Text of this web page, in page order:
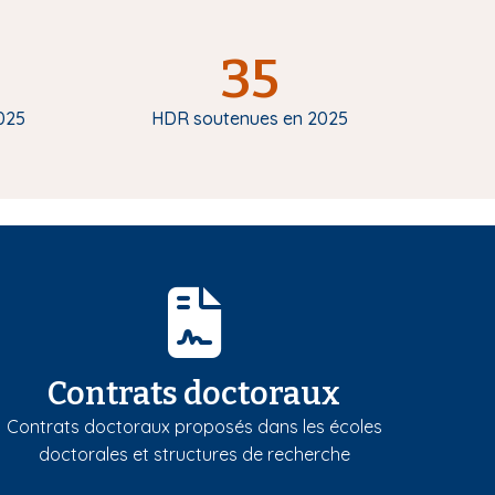
35
HDR soutenues en 2025
Contrats doctoraux
Contrats doctoraux proposés dans les écoles
doctorales et structures de recherche